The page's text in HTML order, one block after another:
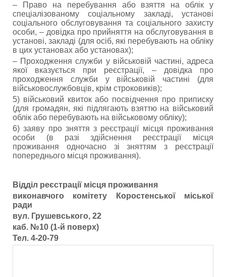
– Право на перебування або взяття на облік у
спеціалізованому соціальному закладі, установі
соціального обслуговування та соціального захисту
особи, – довідка про прийняття на обслуговування в
установі, закладі (для осіб, які перебувають на обліку
в цих установах або установах);
– Проходження служби у військовій частині, адреса
якої вказується при реєстрації, – довідка про
проходження служби у військовій частині (для
військовослужбовців, крім строковиків);
5) військовий квиток або посвідчення про приписку
(для громадян, які підлягають взяттю на військовий
облік або перебувають на військовому обліку);
6) заяву про зняття з реєстрації місця проживання
особи (в разі здійснення реєстрації місця
проживання одночасно зі зняттям з реєстрації
попереднього місця проживання).
Відділ реєстрації місця проживання
виконавчого комітету Коростенської міської
ради
вул. Грушевського, 22
каб. №10 (1-й поверх)
Тел. 4-20-79